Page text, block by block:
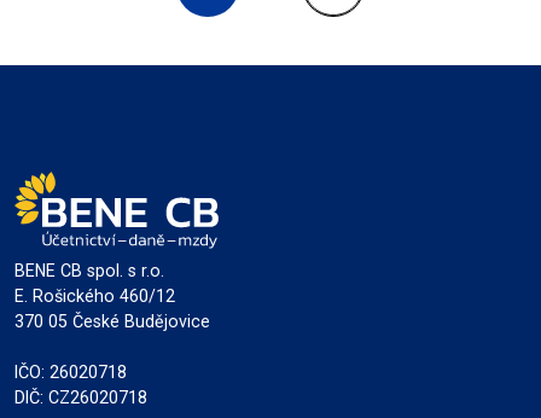
BENE CB spol. s r.o.
E. Rošického 460/12
370 05 České Budějovice
IČO: 26020718
DIČ: CZ26020718